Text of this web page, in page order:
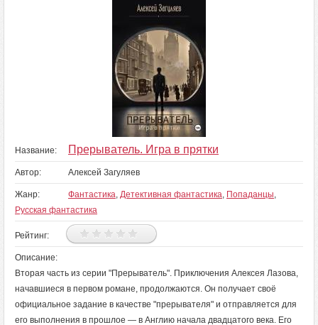
Название: Прерыватель. Игра в прятки
Автор: Алексей Загуляев
Жанр: Фантастика, Детективная фантастика, Попаданцы,
Русская фантастика
Рейтинг:
Описание:
Вторая часть из серии "Прерыватель". Приключения Алексея Лазова,
начавшиеся в первом романе, продолжаются. Он получает своё
официальное задание в качестве "прерывателя" и отправляется для
его выполнения в прошлое — в Англию начала двадцатого века. Его